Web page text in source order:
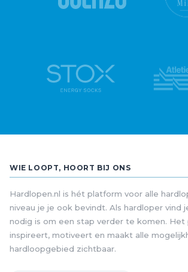
WIE LOOPT, HOORT BIJ ONS
Hardlopen.nl is hét platform voor alle
niveau je je ook bevindt. Als hardloper vind
nodig is om een stap verder te komen. Het
inspireert, motiveert en maakt alle
hardloopgebied zichtbaar.